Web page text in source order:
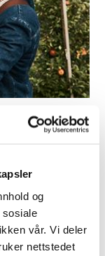
og
sosiale
vår. Vi deler
nettstedet
|
i
frå
kjøpa i
på